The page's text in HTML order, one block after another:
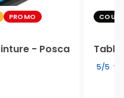
PROMO
- Posca
COUP
Table
5/5